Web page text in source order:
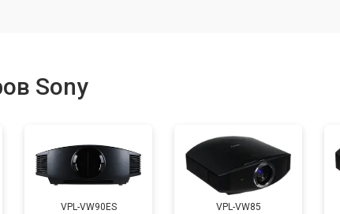
от 70 мин
Sony
VPL-VW90ES VPL-VW85